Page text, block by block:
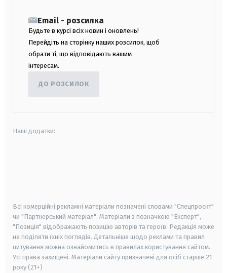
Email - розсилка
Будьте в курсі всіх новин і оновлень!
Перейдіть на сторінку наших розсилок, щоб
обрати ті, що відповідають вашим
інтересам.
ДО РОЗСИЛОК
Наші додатки:
Всі комерційні рекламні матеріали позначені словами "Спецпроєкт"
чи "Партнерський матеріал". Матеріали з позначкою "Експерт",
"Позиція" відображають позицію авторів та героїв. Редакція може
не поділяти їхніх поглядів. Детальніше щодо реклами та правил
цитування можна ознайомитись в правилах користування сайтом.
Усі права захищені. Матеріали сайту призначені для осіб старше 21
року (21+)